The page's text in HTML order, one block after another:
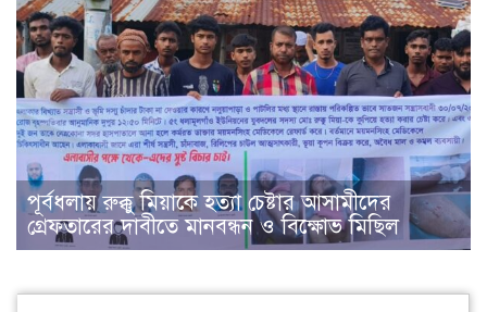
পূর্বধলায় রুক্কু মিয়াকে হত্যা চেষ্টার আসামীদের
গ্রেফতারের দাবীতে মানবন্ধন ও বিক্ষোভ মিছিল